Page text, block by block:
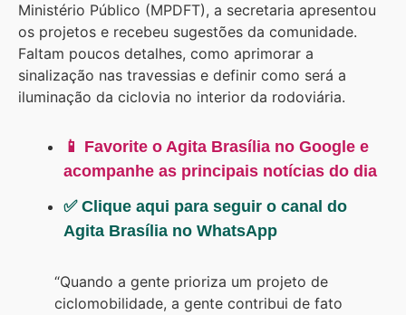
Ministério Público (MPDFT), a secretaria apresentou
os projetos e recebeu sugestões da comunidade.
Faltam poucos detalhes, como aprimorar a
sinalização nas travessias e definir como será a
iluminação da ciclovia no interior da rodoviária.
📱 Favorite o Agita Brasília no Google e
acompanhe as principais notícias do dia
✅ Clique aqui para seguir o canal do
Agita Brasília no WhatsApp
“Quando a gente prioriza um projeto de
ciclomobilidade, a gente contribui de fato